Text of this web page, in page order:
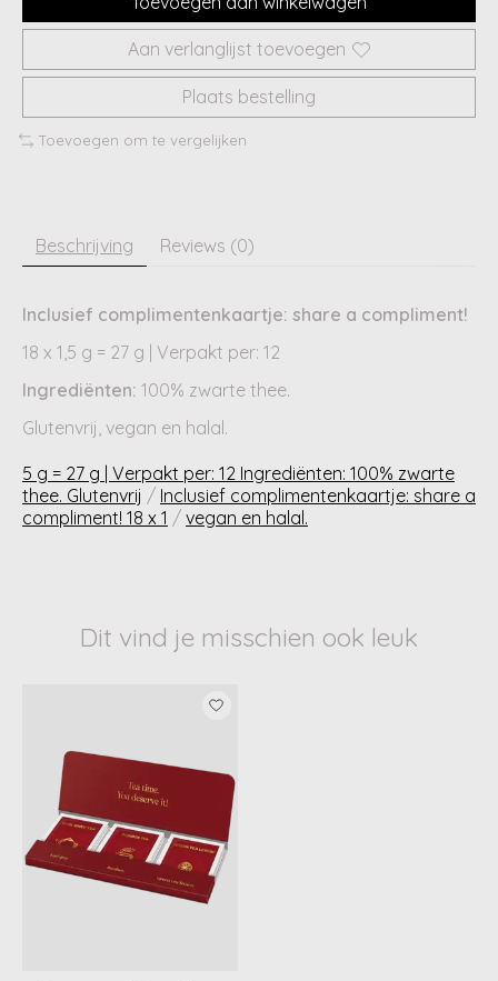
Aan verlanglijst toevoegen
Plaats bestelling
Toevoegen om te vergelijken
Beschrijving Reviews (0)
Inclusief complimentenkaartje: share a compliment!
18 x 1,5 g = 27 g | Verpakt per: 12
Ingrediënten: 100% zwarte thee.
Glutenvrij, vegan en halal.
5 g = 27 g | Verpakt per: 12 Ingrediënten: 100% zwarte
thee. Glutenvrij / Inclusief complimentenkaartje: share a
compliment! 18 x 1 / vegan en halal.
Dit vind je misschien ook leuk
Items van productcarrousel